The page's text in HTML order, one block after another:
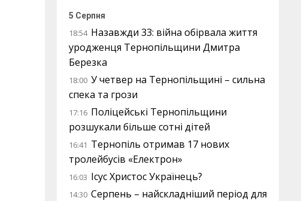
5 Серпня
18:54 Назавжди 33: війна обірвала життя
уродженця Тернопільщини Дмитра
Березка
18:00 У четвер на Тернопільщині – сильна
спека та грози
17:16 Поліцейські Тернопільщини
розшукали більше сотні дітей
16:41 Тернопіль отримав 17 нових
тролейбусів «Електрон»
16:03 Ісус Христос Українець?
14:30 Серпень – найскладніший період для